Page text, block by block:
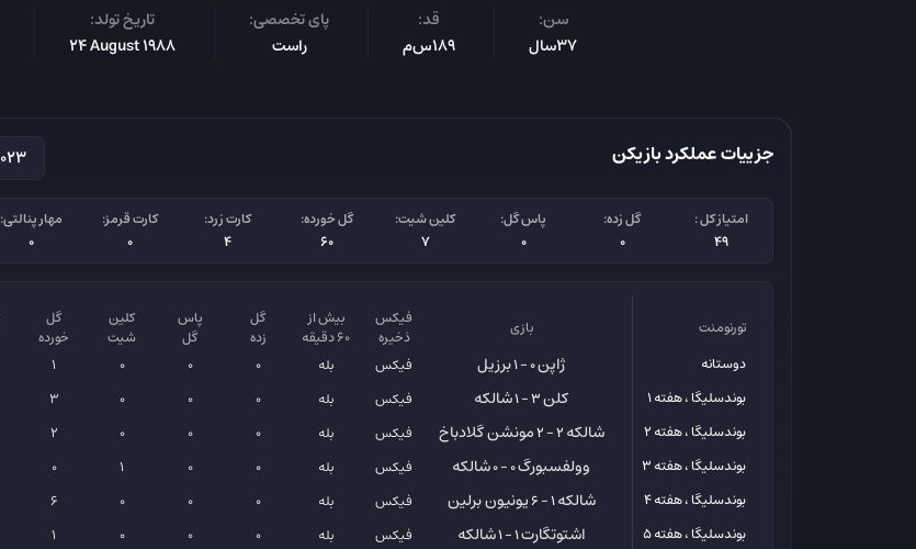
سن:
37سال
قد:
189س‌م
پای تخصصی:
راست
تاریخ تولد:
24 August 1988
جزییات عملکرد بازیکن
امتیاز کل :
49
گل زده:
0
پاس گل:
0
کلین شیت:
7
گل خورده:
60
کارت زرد:
4
کارت قرمز:
0
مهار پنالتی:
0
تورنومنت بازی
فیکس
ذخیره
بیش از
۶۰ دقیقه
گل
زده
پاس
گل
کلین
شیت
گل
خورده
دوستانه
ژاپن0 - 1 برزیل فیکس بله 0
0
0
1
بوندسلیگا ، هفته 1
کلن3 - 1 شالکه فیکس بله 0
0
0
3
بوندسلیگا ، هفته 2
شالکه2 - 2 مونشن گلادباخ فیکس بله 0
0
0
2
بوندسلیگا ، هفته 3
وولفسبورگ0 - 0 شالکه فیکس بله 0
0
1
0
بوندسلیگا ، هفته 4
شالکه1 - 6 یونیون برلین فیکس بله 0
0
0
6
بوندسلیگا ، هفته 5
اشتوتگارت1 - 1 شالکه فیکس بله 0
0
0
1